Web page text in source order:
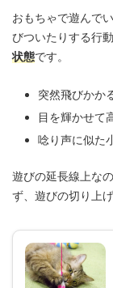
おもちゃで遊んで
びついたりする行動
状態です。
突然飛びかか
目を輝かせて
唸り声に似た
遊びの延長線上な
ず、遊びの切り上